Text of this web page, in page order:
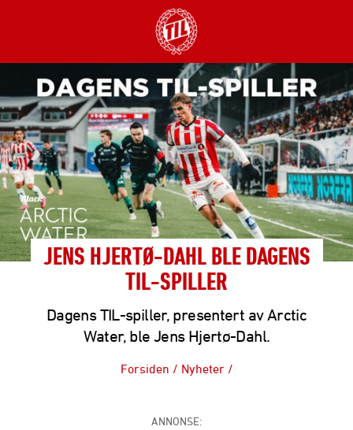
JENS HJERTØ-DAHL BLE DAGENS
TIL-SPILLER
Dagens TIL-spiller, presentert av Arctic
Water, ble Jens Hjertø-Dahl.
Forsiden / Nyheter /
ANNONSE: